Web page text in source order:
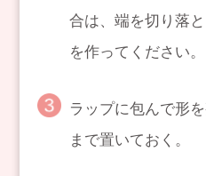
合は、端を切り落
を作ってください。
ラップに包んで形
まで置いておく。